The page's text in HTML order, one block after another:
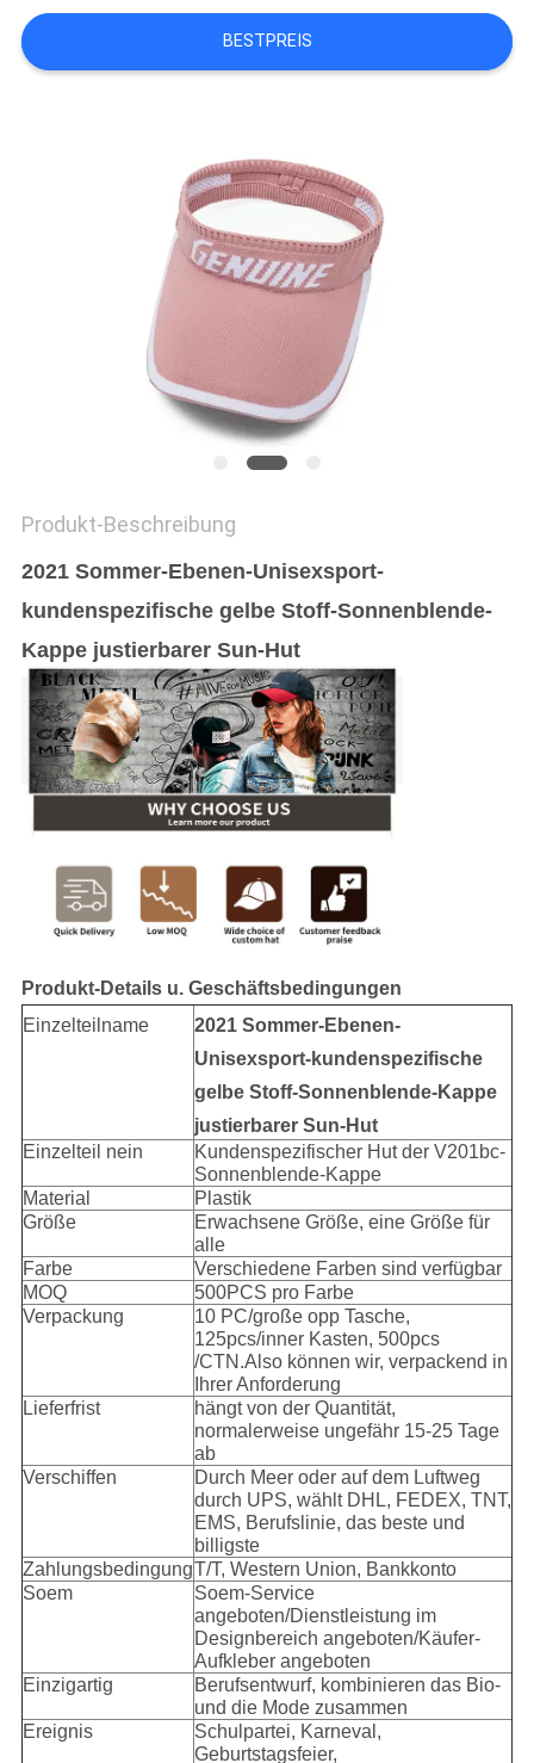
FÄLLE
BESTPREIS
Produkt-Beschreibung
2021 Sommer-Ebenen-Unisexsport-
kundenspezifische gelbe Stoff-Sonnenblende-
Kappe justierbarer Sun-Hut
Produkt-Details u. Geschäftsbedingungen
Einzelteilname
2021 Sommer-Ebenen-
Unisexsport-kundenspezifische
gelbe Stoff-Sonnenblende-Kappe
justierbarer Sun-Hut
Einzelteil nein
Kundenspezifischer Hut der V201bc-
Sonnenblende-Kappe
Material
Plastik
Größe
Erwachsene Größe, eine Größe für
alle
Farbe
Verschiedene Farben sind verfügbar
MOQ
500PCS pro Farbe
Verpackung
10 PC/große opp Tasche,
125pcs/inner Kasten, 500pcs
/CTN.Also können wir, verpackend in
Ihrer Anforderung
Lieferfrist
hängt von der Quantität,
normalerweise ungefähr 15-25 Tage
ab
Verschiffen
Durch Meer oder auf dem Luftweg
durch UPS, wählt DHL, FEDEX, TNT,
EMS, Berufslinie, das beste und
billigste
ZahlungsbedingungT/T, Western Union, Bankkonto
Soem
Soem-Service
angeboten/Dienstleistung im
Designbereich angeboten/Käufer-
Aufkleber angeboten
Einzigartig
Berufsentwurf, kombinieren das Bio-
und die Mode zusammen
Ereignis
Schulpartei, Karneval,
Geburtstagsfeier,